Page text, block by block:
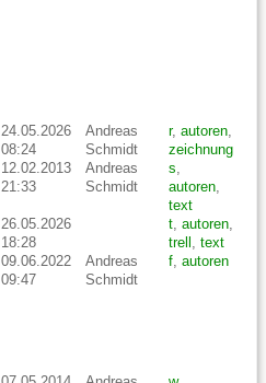
24.05.2026
08:24
Andreas
Schmidt
r, autoren,
zeichnung
12.02.2013
21:33
Andreas
Schmidt
s,
autoren,
text
26.05.2026
18:28
t, autoren,
trell , text
09.06.2022
09:47
Andreas
Schmidt
f, autoren